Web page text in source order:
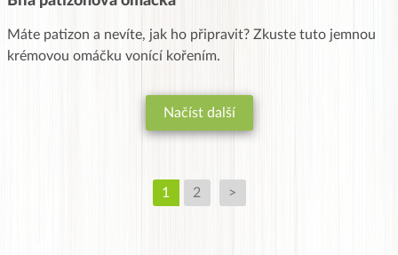
Máte patizon a nevíte, jak ho připravit? Zkuste tuto jemnou
krémovou omáčku vonící kořením.
Načíst další
1 2 >